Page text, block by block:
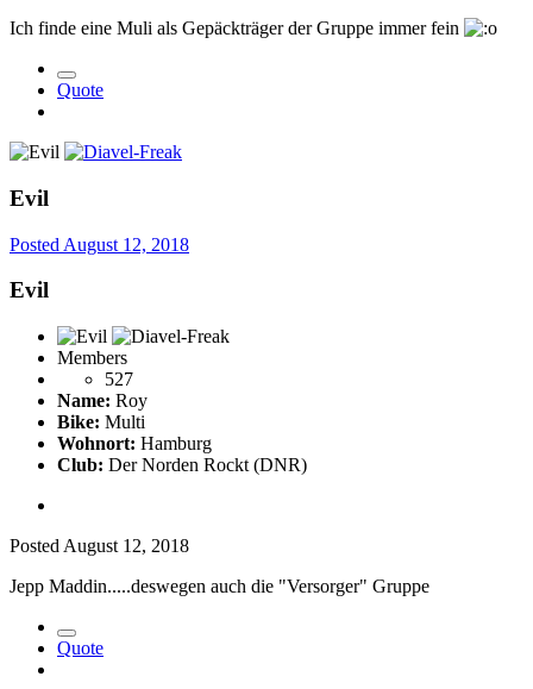
Ich finde eine Muli als Gepäckträger der Gruppe immer fein
Quote
Evil
Posted August 12, 2018
Evil
Members
527
Name: Roy
Bike: Multi
Wohnort: Hamburg
Club: Der Norden Rockt (DNR)
Posted August 12, 2018
Jepp Maddin.....deswegen auch die "Versorger" Gruppe
Quote